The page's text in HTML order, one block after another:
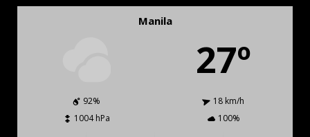
Manila
27º
92%
18 km/h
1004 hPa
100%